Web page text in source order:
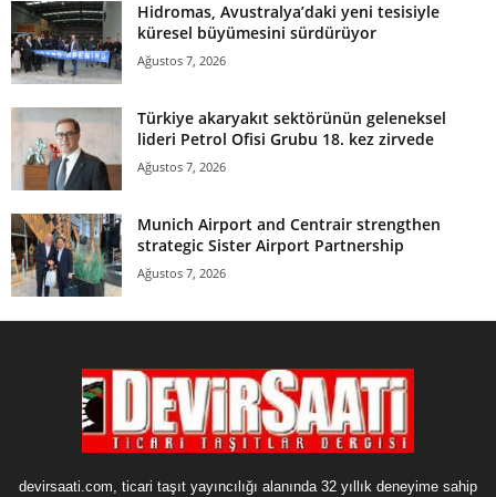
Hidromas, Avustralya’daki yeni tesisiyle
küresel büyümesini sürdürüyor
Ağustos 7, 2026
Türkiye akaryakıt sektörünün geleneksel
lideri Petrol Ofisi Grubu 18. kez zirvede
Ağustos 7, 2026
Munich Airport and Centrair strengthen
strategic Sister Airport Partnership
Ağustos 7, 2026
devirsaati.com, ticari taşıt yayıncılığı alanında 32 yıllık deneyime sahip